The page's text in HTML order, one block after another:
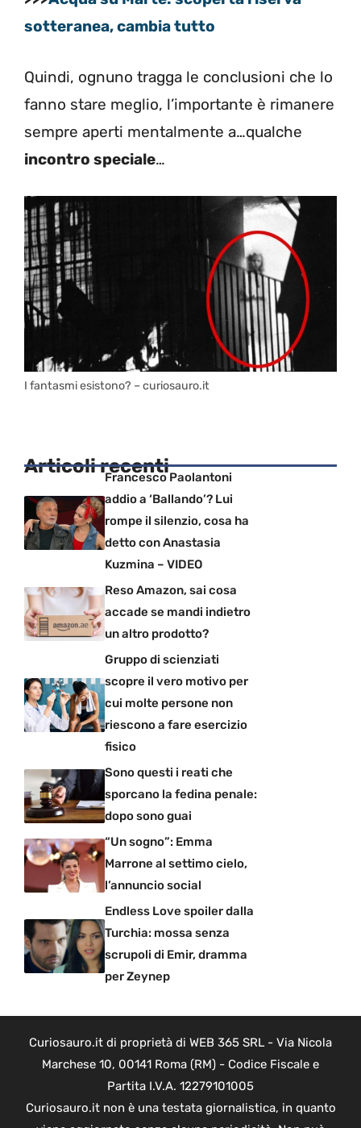
sotteranea, cambia tutto
Quindi, ognuno tragga le conclusioni che lo
fanno stare meglio, l’importante è rimanere
sempre aperti mentalmente a…qualche
incontro speciale…
I fantasmi esistono? – curiosauro.it
Articoli recentiFrancesco Paolantoni
addio a ‘Ballando’? Lui
rompe il silenzio, cosa ha
detto con Anastasia
Kuzmina – VIDEO
Reso Amazon, sai cosa
accade se mandi indietro
un altro prodotto?
Gruppo di scienziati
scopre il vero motivo per
cui molte persone non
riescono a fare esercizio
fisico
Sono questi i reati che
sporcano la fedina penale:
dopo sono guai
“Un sogno”: Emma
Marrone al settimo cielo,
l’annuncio social
Endless Love spoiler dalla
Turchia: mossa senza
scrupoli di Emir, dramma
per Zeynep
Curiosauro.it di proprietà di WEB 365 SRL - Via Nicola
Marchese 10, 00141 Roma (RM) - Codice Fiscale e
Partita I.V.A. 12279101005
Curiosauro.it non è una testata giornalistica, in quanto